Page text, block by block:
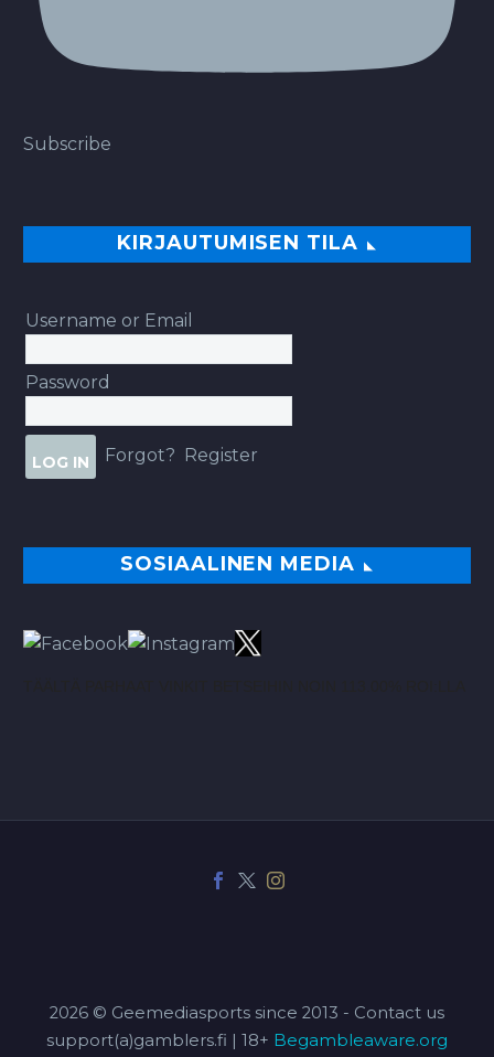
Subscribe
KIRJAUTUMISEN TILA
Username or Email
Password
Forgot? Register
SOSIAALINEN MEDIA
2026 © Geemediasports since 2013 - Contact us
support(a)gamblers.fi | 18+ Begambleaware.org